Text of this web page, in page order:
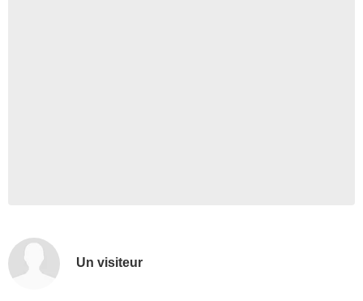
Un visiteur